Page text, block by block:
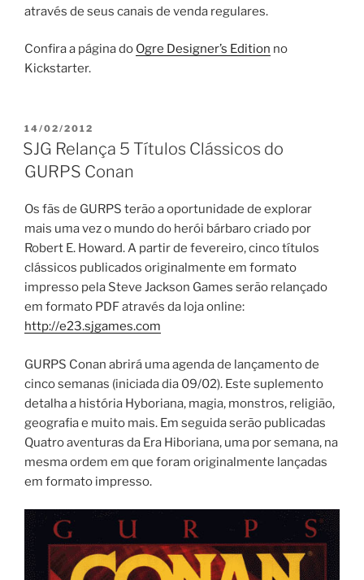
através de seus canais de venda regulares.
Confira a página do Ogre Designer’s Edition no
Kickstarter.
PUBLICADO
EM
14/02/2012
SJG Relança 5 Títulos Clássicos do
GURPS Conan
Os fãs de GURPS terão a oportunidade de explorar
mais uma vez o mundo do herói bárbaro criado por
Robert E. Howard. A partir de fevereiro, cinco títulos
clássicos publicados originalmente em formato
impresso pela Steve Jackson Games serão relançado
em formato PDF através da loja online:
http://e23.sjgames.com
GURPS Conan abrirá uma agenda de lançamento de
cinco semanas (iniciada dia 09/02). Este suplemento
detalha a história Hyboriana, magia, monstros, religião,
geografia e muito mais. Em seguida serão publicadas
Quatro aventuras da Era Hiboriana, uma por semana, na
mesma ordem em que foram originalmente lançadas
em formato impresso.